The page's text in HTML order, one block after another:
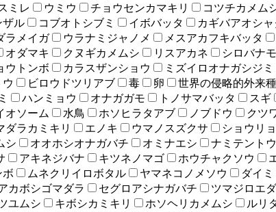
ミレ ウミウ チョウセンカマキリ コツチカメム
ザル コブオトシブミ イボバッタ カギバアオシャ
ラメイガ ウラナミジャノメ メスアカフキバッタ
オダマキ クヌギカメムシ リスアカネ シロバナ
ウトンボ カラスザンショウ ミズイロオナガシジミ
ビロウドツリアブ 毒 卵 世界の侵略的外来
ハンミョウ オナガガモ トノサマバッタ スギ
オソーム 水鳥 ホソヒラタアブ ノブドウ クツ
ダラカミキリ エノキ ウマノスズクサ ショウリ
シ オオホシオナガバチ オミナエシ ナミテントウ
アキネジバナ キツネノマゴ ホウチャクソウ
ボ ムネクリイロボタル ヤマネコノメソウ ダイ
カボシゴマダラ セグロアシナガバチ ツマジロエ
ユムシ キボシカミキリ ホソヘリカメムシ ルリ